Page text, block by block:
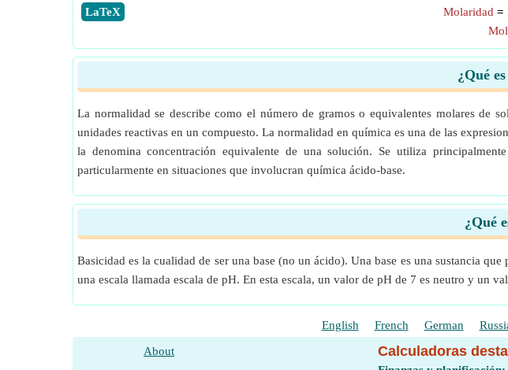
​LaTeX Molaridad =
Mol
¿Qué
La normalidad se describe como el número de gramos o equivalentes molares de
unidades reactivas en un compuesto. La normalidad en química es una de las
la denomina concentración equivalente de una solución. Se utiliza
particularmente en situaciones que involucran química ácido-base.
¿Qué
Basicidad es la cualidad de ser una base (no un ácido). Una base es una sustancia
una escala llamada escala de pH. En esta escala, un valor de pH de 7 es neutro y un
English French German
About
Calculadoras